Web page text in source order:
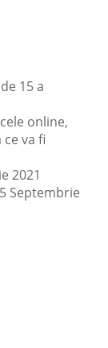
15 a
online,
va fi
2021
Septembrie